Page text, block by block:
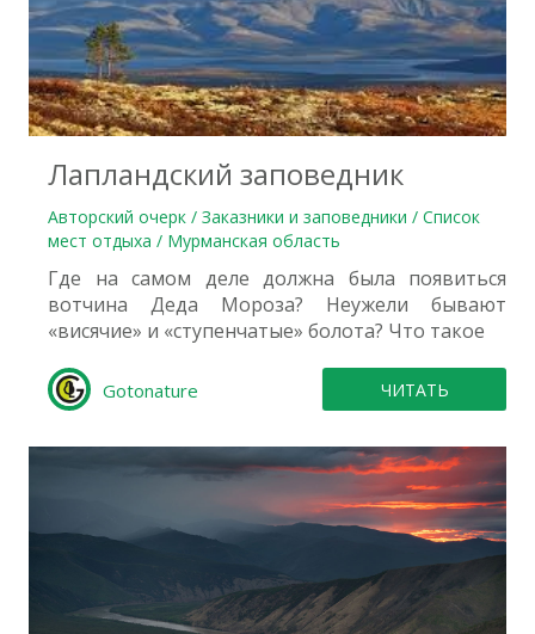
0
Лапландский заповедник
Авторский очерк / Заказники и заповедники / Список
мест отдыха / Мурманская область
Где на самом деле должна была появиться
вотчина Деда Мороза? Неужели бывают
«висячие» и «ступенчатые» болота? Что такое
Gotonature ЧИТАТЬ